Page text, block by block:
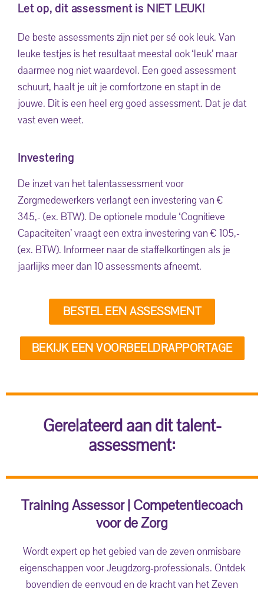
Let op, dit assessment is NIET LEUK!
De beste assessments zijn niet per sé ook leuk. Van
leuke testjes is het resultaat meestal ook ‘leuk’ maar
daarmee nog niet waardevol. Een goed assessment
schuurt, haalt je uit je comfortzone en stapt in de
jouwe. Dit is een heel erg goed assessment. Dat je dat
vast even weet.
Investering
De inzet van het talentassessment voor
Zorgmedewerkers verlangt een investering van €
345,- (ex. BTW). De optionele module ‘Cognitieve
Capaciteiten’ vraagt een extra investering van € 105,-
(ex. BTW). Informeer naar de staffelkortingen als je
jaarlijks meer dan 10 assessments afneemt.
BESTEL EEN ASSESSMENT
BEKIJK EEN VOORBEELDRAPPORTAGE
Gerelateerd aan dit talent-
assessment:
Training Assessor | Competentiecoach
voor de Zorg
Wordt expert op het gebied van de zeven onmisbare
eigenschappen voor Jeugdzorg-professionals. Ontdek
bovendien de eenvoud en de kracht van het Zeven